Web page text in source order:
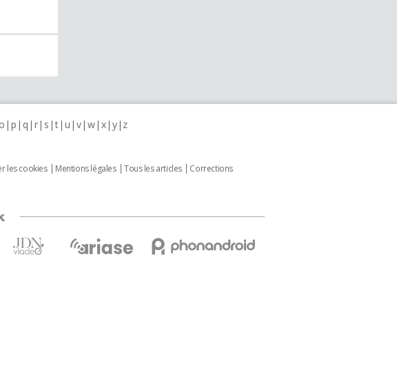
o p q r s t u v w x y z
les cookies Mentions légales Tous les articles
Corrections